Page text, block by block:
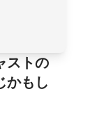
ストの
かもし